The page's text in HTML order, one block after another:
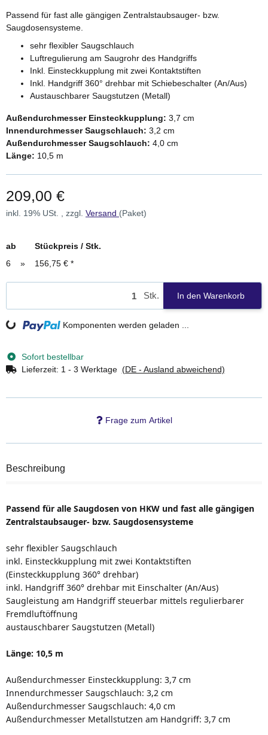
Passend für fast alle gängigen Zentralstaubsauger- bzw.
Saugdosensysteme.
sehr flexibler Saugschlauch
Luftregulierung am Saugrohr des Handgriffs
Inkl. Einsteckkupplung mit zwei Kontaktstiften
Inkl. Handgriff 360° drehbar mit Schiebeschalter (An/Aus)
Austauschbarer Saugstutzen (Metall)
Außendurchmesser Einsteckkupplung: 3,7 cm
Innendurchmesser Saugschlauch: 3,2 cm
Außendurchmesser Saugschlauch: 4,0 cm
Länge: 10,5 m
209,00 €
inkl. 19% USt. , zzgl. Versand (Paket)
ab
Stückpreis / Stk.
6
» 156,75 € *
Stk. In den Warenkorb
Loading... Komponenten werden geladen ...
Sofort bestellbar
Lieferzeit: 1 - 3 Werktage (DE - Ausland abweichend)
Frage zum Artikel
Beschreibung
Passend für alle Saugdosen von HKW und fast alle gängigen
Zentralstaubsauger- bzw. Saugdosensysteme
sehr flexibler Saugschlauch
inkl. Einsteckkupplung mit zwei Kontaktstiften
(Einsteckkupplung 360° drehbar)
inkl. Handgriff 360° drehbar mit Einschalter (An/Aus)
Saugleistung am Handgriff steuerbar mittels regulierbarer
Fremdluftöffnung
austauschbarer Saugstutzen (Metall)
Länge: 10,5 m
Außendurchmesser Einsteckkupplung: 3,7 cm
Innendurchmesser Saugschlauch: 3,2 cm
Außendurchmesser Saugschlauch: 4,0 cm
Außendurchmesser Metallstutzen am Handgriff: 3,7 cm